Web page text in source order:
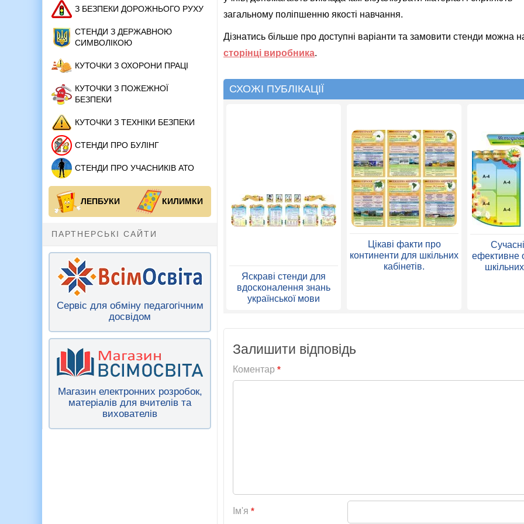
З БЕЗПЕКИ ДОРОЖНЬОГО РУХУ
СТЕНДИ З ДЕРЖАВНОЮ
СИМВОЛІКОЮ
КУТОЧКИ З ОХОРОНИ ПРАЦІ
КУТОЧКИ З ПОЖЕЖНОЇ
БЕЗПЕКИ
КУТОЧКИ З ТЕХНІКИ БЕЗПЕКИ
СТЕНДИ ПРО БУЛІНГ
СТЕНДИ ПРО УЧАСНИКІВ АТО
ЛЕПБУКИ КИЛИМКИ
ПАРТНЕРСЬКІ САЙТИ
Сервіс для обміну педагогічним
досвідом
Магазин електронних розробок,
матеріалів для вчителів та
вихователів
загальному поліпшенню якості навчання.
Дізнатись більше про доступні варіанти та замовити стенди можна
сторінці виробника.
СХОЖІ ПУБЛІКАЦІЇ
Яскраві стенди для
вдосконалення знань
української мови
Цікаві факти про
континенти для шкільних
кабінетів.
ефективне
шкільних
Залишити відповідь
Коментар *
Ім'я *